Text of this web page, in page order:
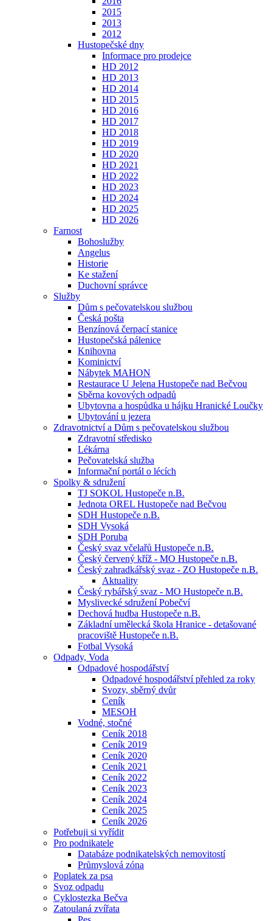
2015
2013
2012
Hustopečské dny
Informace pro prodejce
HD 2012
HD 2013
HD 2014
HD 2015
HD 2016
HD 2017
HD 2018
HD 2019
HD 2020
HD 2021
HD 2022
HD 2023
HD 2024
HD 2025
HD 2026
Farnost
Bohoslužby
Angelus
Historie
Ke stažení
Duchovní správce
Služby
Dům s pečovatelskou službou
Česká pošta
Benzínová čerpací stanice
Hustopečská pálenice
Knihovna
Kominictví
Nábytek MAHON
Restaurace U Jelena Hustopeče nad Bečvou
Sběrna kovových odpadů
Ubytovna a hospůdka u hájku Hranické Loučky
Ubytování u jezera
Zdravotnictví a Dům s pečovatelskou službou
Zdravotní středisko
Lékárna
Pečovatelská služba
Informační portál o lécích
Spolky & sdružení
TJ SOKOL Hustopeče n.B.
Jednota OREL Hustopeče nad Bečvou
SDH Hustopeče n.B.
SDH Vysoká
SDH Poruba
Český svaz včelařů Hustopeče n.B.
Český červený kříž - MO Hustopeče n.B.
Český zahradkářský svaz - ZO Hustopeče n.B.
Aktuality
Český rybářský svaz - MO Hustopeče n.B.
Myslivecké sdružení Pobečví
Dechová hudba Hustopeče n.B.
Základní umělecká škola Hranice - detašované
pracoviště Hustopeče n.B.
Fotbal Vysoká
Odpady, Voda
Odpadové hospodářství
Odpadové hospodářství přehled za roky
Svozy, sběrný dvůr
Ceník
MESOH
Vodné, stočné
Ceník 2018
Ceník 2019
Ceník 2020
Ceník 2021
Ceník 2022
Ceník 2023
Ceník 2024
Ceník 2025
Ceník 2026
Potřebuji si vyřídit
Pro podnikatele
Databáze podnikatelských nemovitostí
Průmyslová zóna
Poplatek za psa
Svoz odpadu
Cyklostezka Bečva
Zatoulaná zvířata